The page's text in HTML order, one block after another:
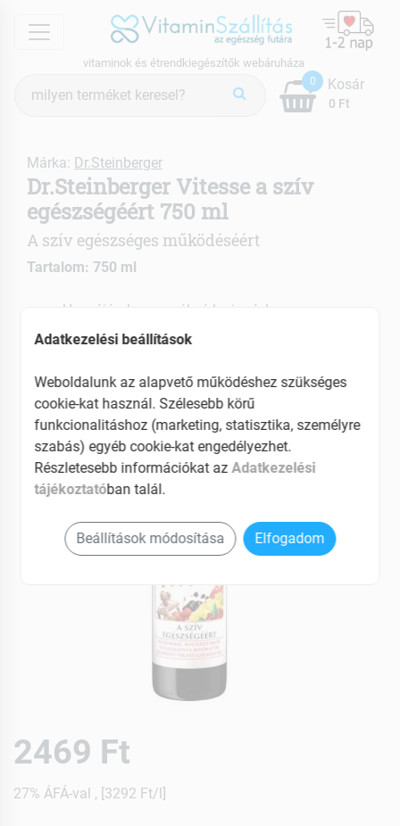
menu
vitaminok és étrendkiegészítők webáruháza
keresés
0
0 Ft
Kosár
Márka: Dr.Steinberger
Dr.Steinberger Vitesse a szív
egészségéért 750 ml
A szív egészséges működéséért
Tartalom: 750 ml
Hozzájárul a normál vérkeringéshez
Erősíti a szívizmokat
2469 Ft
27% ÁFÁ-val , [3292 Ft/l]
Adatkezelési beállítások
Weboldalunk az alapvető működéshez szükséges
cookie-kat használ. Szélesebb körű
funkcionalitáshoz (marketing, statisztika, személyre
szabás) egyéb cookie-kat engedélyezhet.
Részletesebb információkat azAdatkezelési
tájékoztatóban talál.
Beállítások módosítása Elfogadom